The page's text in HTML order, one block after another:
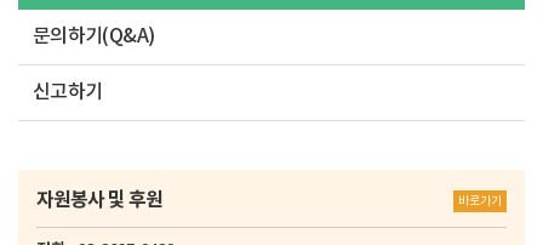
문의하기(Q&A)
신고하기
자원봉사 및 후원 바로가기